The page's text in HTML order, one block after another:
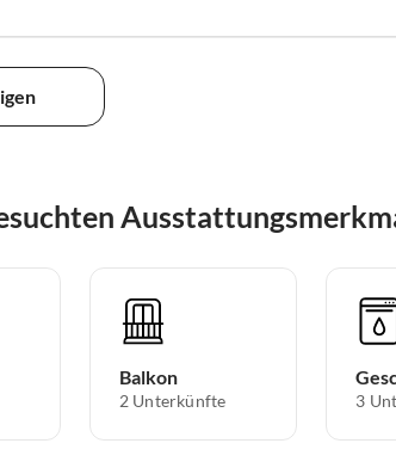
Balkon
2 Unterkünfte 3